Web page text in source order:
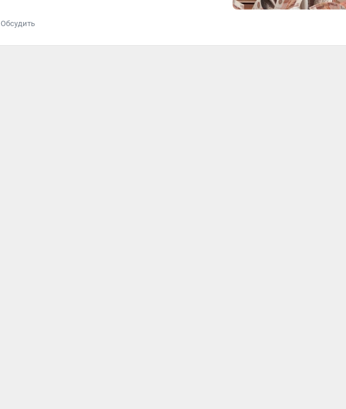
Обсудить